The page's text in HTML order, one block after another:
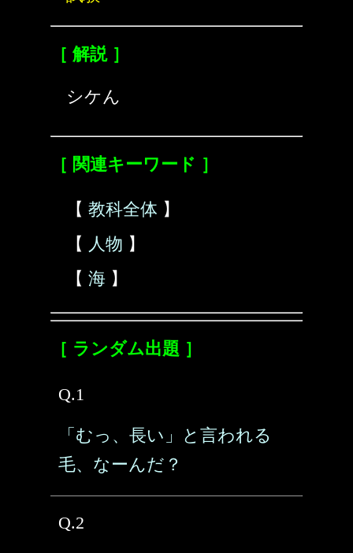
［ 解説 ］
シケん
［ 関連キーワード ］
【 教科全体 】
【 人物 】
【 海 】
［ ランダム出題 ］
Q.1
「むっ、長い」と言われる
毛、なーんだ？
Q.2